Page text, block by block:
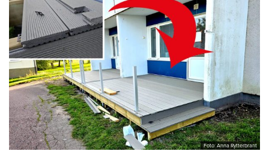
Foto: Anna Rytterbrant